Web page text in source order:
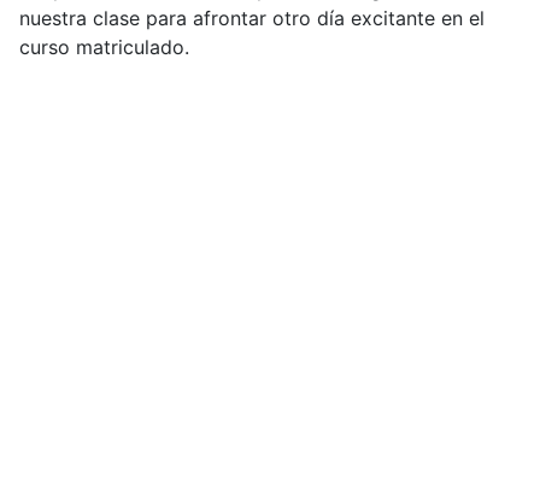
nuestra clase para afrontar otro día excitante en el
curso matriculado.